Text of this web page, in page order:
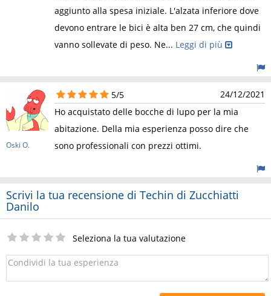
aggiunto alla spesa iniziale. L'alzata inferiore dove
devono entrare le bici è alta ben 27 cm, che quindi
vanno sollevate di peso. Ne... Leggi di più
Oski O.
5/5
24/12/2021
Ho acquistato delle bocche di lupo per la mia
abitazione. Della mia esperienza posso dire che
sono professionali con prezzi ottimi.
Scrivi la tua recensione di Techin di Zucchiatti
Danilo
Seleziona la tua valutazione